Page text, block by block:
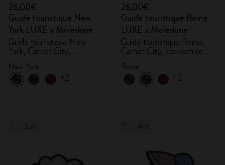
26,00€
Guide touristique New
York LUXE x Moleskine
Guide touristique New
York, Carnet City,
couverture rigide
+2
26,00€
Guide touristique Rome
LUXE x Moleskine
Guide touristique Rome,
Carnet City, couverture
+2